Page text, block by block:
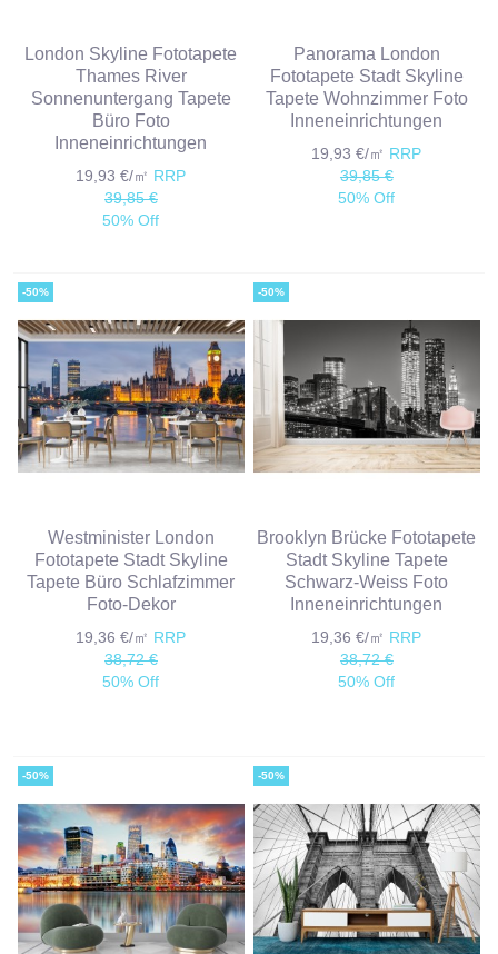
London Skyline Fototapete
Thames River
Sonnenuntergang Tapete
Büro Foto
Inneneinrichtungen
19,93 €/㎡ RRP
39,85 €
50% Off
Panorama London
Fototapete Stadt Skyline
Tapete Wohnzimmer Foto
Inneneinrichtungen
19,93 €/㎡ RRP
39,85 €
50% Off
-50%
Westminister London
Fototapete Stadt Skyline
Tapete Büro Schlafzimmer
Foto-Dekor
19,36 €/㎡ RRP
38,72 €
50% Off
-50%
Brooklyn Brücke Fototapete
Stadt Skyline Tapete
Schwarz-Weiss Foto
Inneneinrichtungen
19,36 €/㎡ RRP
38,72 €
50% Off
-50% -50%